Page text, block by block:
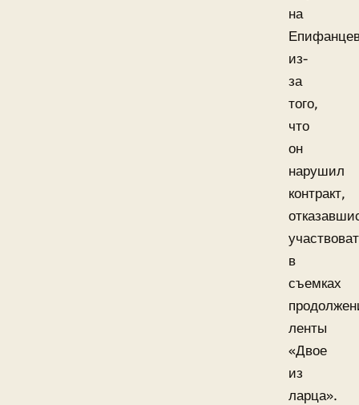
на
из-
за
того,
что
он
нарушил
контракт,
в
съемках
ленты
«Двое
из
ларца».